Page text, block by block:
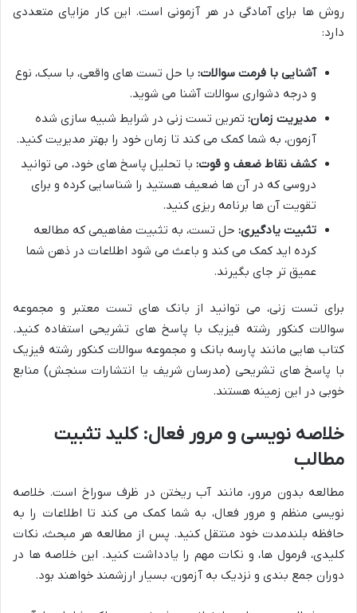
روش ها برای آمادگی در هر آزمونی است. این کار مزایای متعددی
دارد:
آشنایی با فرمت سوالات: با حل تست های واقعی، با سبک، نوع
و درجه دشواری سوالات آشنا می شوید.
مدیریت زمان: تمرین تست زنی در شرایط شبیه سازی شده
آزمون، به شما کمک می کند تا زمان خود را بهتر مدیریت کنید.
کشف نقاط ضعف و قوت: با تحلیل پاسخ های خود، می توانید
دروسی که در آن ها ضعیف هستید را شناسایی کرده و برای
تقویت آن ها برنامه ریزی کنید.
تثبیت یادگیری: حل تست، به تثبیت مفاهیمی که مطالعه
کرده اید کمک می کند و باعث می شود اطلاعات در ذهن شما
عمیق تر جای بگیرند.
برای تست زنی، می توانید از بانک های تست معتبر و مجموعه
سوالات کنکور رشته فیزیک با پاسخ های تشریحی استفاده کنید.
کتاب هایی مانند پارسه بانک و مجموعه سوالات کنکور رشته فیزیک
با پاسخ های تشریحی (مدرسان شریف یا انتشارات سنجش) منابع
خوبی در این زمینه هستند.
خلاصه نویسی و مرور فعال: کلید تثبیت
مطالب
مطالعه بدون مرور، مانند آب ریختن در ظرف سوراخ است. خلاصه
نویسی منظم و مرور فعال، به شما کمک می کند تا اطلاعات را به
حافظه بلندمدت خود منتقل کنید. پس از مطالعه هر مبحث، نکات
کلیدی، فرمول ها، و نکات مهم را یادداشت کنید. این خلاصه ها در
دوران جمع بندی و نزدیک به آزمون، بسیار ارزشمند خواهند بود.